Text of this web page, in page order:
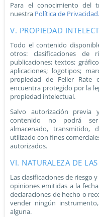
Para el conocimiento del
nuestra Política de Privacidad.
V. PROPIEDAD
Todo el contenido
otros: clasificaciones de
publicaciones; textos;
aplicaciones; logotipos;
propiedad de Feller Rate
encuentra protegido por la
propiedad intelectual.
Salvo autorización
contenido no podrá ser
almacenado, transmitido,
utilizado con fines
autorizados.
VI. NATURALEZA DE
Las clasificaciones de riesgo
opiniones emitidas a la
declaraciones de hecho o
vender ningún
alguna.